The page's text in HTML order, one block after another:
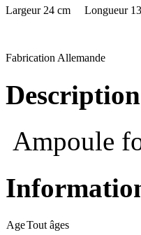
Largeur 24 cm Longueur
Fabrication Allemande
Ampoule
AgeTout âges